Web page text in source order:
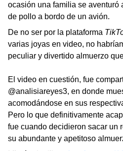
ocasión una familia se aventuró
de pollo a bordo de un avión.
De no ser por la plataforma
varias joyas en video, no
peculiar y divertido almuerzo
El video en cuestión, fue
@analisiareyes3, en donde
acomodándose en sus
Pero lo que definitivamente
fue cuando decidieron sacar un
su abundante y apetitoso